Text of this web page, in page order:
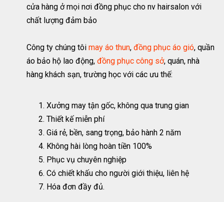
cửa hàng ở mọi nơi đồng phục cho nv hairsalon với
chất lượng đảm bảo
Công ty chúng tôimay áo thun,đồng phục áo gió, quần
áo bảo hộ lao động,đồng phục công sở, quán, nhà
hàng khách sạn, trường học với các ưu thế:
Xưởng may tận gốc, không qua trung gian
Thiết kế miễn phí
Giá rẻ, bền, sang trọng, bảo hành 2 năm
Không hài lòng hoàn tiền 100%
Phục vụ chuyên nghiệp
Có chiết khấu cho người giới thiệu, liên hệ
Hóa đơn đầy đủ.